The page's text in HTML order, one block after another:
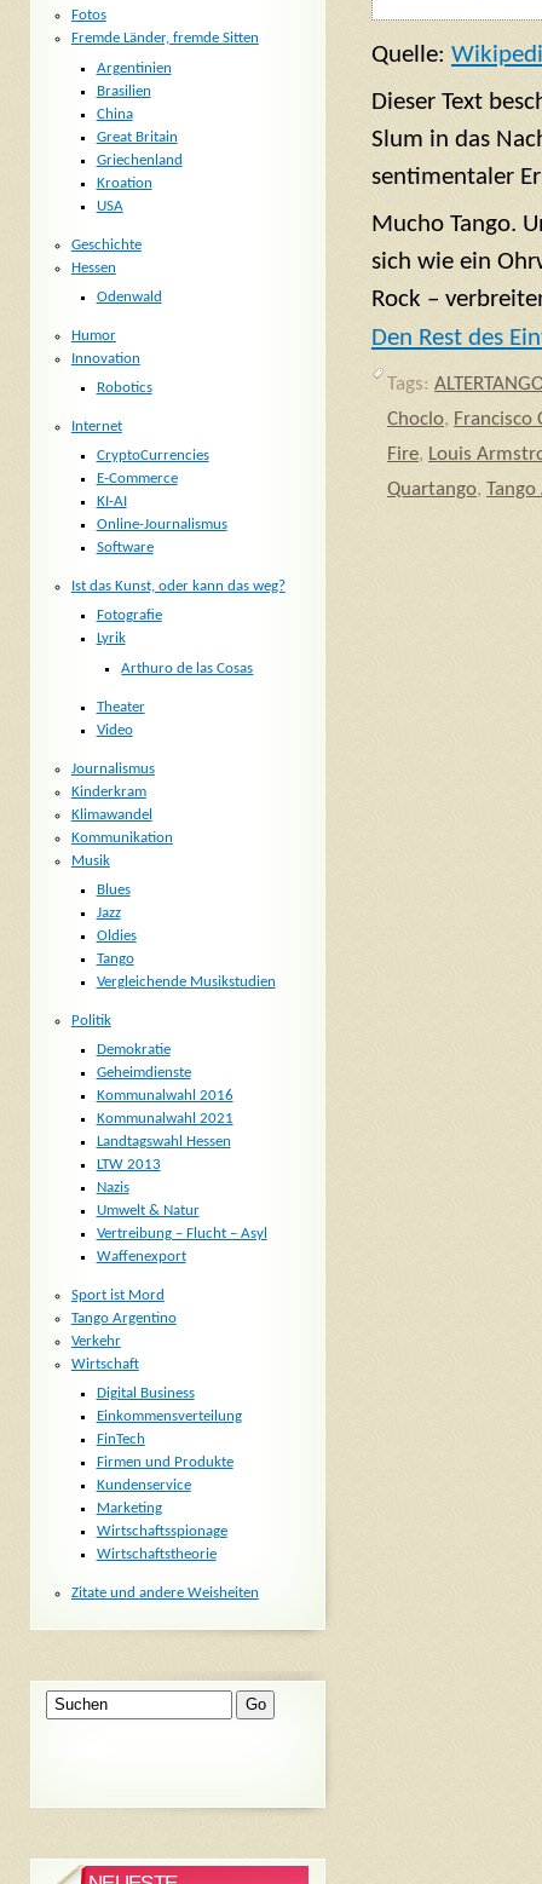
Quelle:
Dieser Text
Slum in das
sentimentaler
Mucho Tango.
sich wie ein
Rock –
Den Rest des
Tags:
Choclo, Francisco
Fire, Louis
Quartango,
Fotos
Fremde Länder, fremde Sitten
Argentinien
Brasilien
China
Great Britain
Griechenland
Kroation
USA
Geschichte
Hessen
Odenwald
Humor
Innovation
Robotics
Internet
CryptoCurrencies
E-Commerce
KI-AI
Online-Journalismus
Software
Ist das Kunst, oder kann das weg?
Fotografie
Lyrik
Arthuro de las Cosas
Theater
Video
Journalismus
Kinderkram
Klimawandel
Kommunikation
Musik
Blues
Jazz
Oldies
Tango
Vergleichende Musikstudien
Politik
Demokratie
Geheimdienste
Kommunalwahl 2016
Kommunalwahl 2021
Landtagswahl Hessen
LTW 2013
Nazis
Umwelt & Natur
Vertreibung – Flucht – Asyl
Waffenexport
Sport ist Mord
Tango Argentino
Verkehr
Wirtschaft
Digital Business
Einkommensverteilung
FinTech
Firmen und Produkte
Kundenservice
Marketing
Wirtschaftsspionage
Wirtschaftstheorie
Zitate und andere Weisheiten